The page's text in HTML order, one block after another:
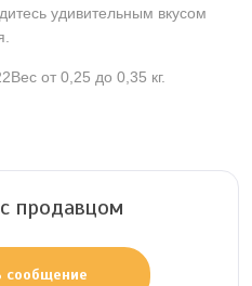
удивительным вкусом
от 0,25 до 0,35 кг.
продавцом
сообщение